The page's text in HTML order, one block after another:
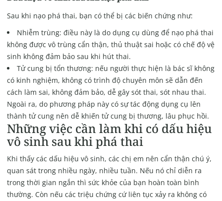
Sau khi nạo phá thai, bạn có thể bị các biến chứng như:
Nhiễm trùng: điều này là do dụng cụ dùng để nạo phá thai
không được vô trùng cẩn thận, thủ thuật sai hoặc có chế độ vệ
sinh không đảm bảo sau khi hút thai.
Tử cung bị tổn thương: nếu người thực hiện là bác sĩ không
có kinh nghiệm, không có trình độ chuyên môn sẽ dẫn đến
cách làm sai, không đảm bảo, dễ gây sót thai, sót nhau thai.
Ngoài ra, do phương pháp này có sự tác động dụng cụ lên
thành tử cung nên dễ khiến tử cung bị thương, lâu phục hồi.
Những việc cần làm khi có dấu hiệu
vô sinh sau khi phá thai
Khi thấy các dấu hiệu vô sinh, các chị em nên cẩn thận chú ý,
quan sát trong nhiều ngày, nhiều tuần. Nếu nó chỉ diễn ra
trong thời gian ngắn thì sức khỏe của bạn hoàn toàn bình
thường. Còn nếu các triệu chứng cứ liên tục xảy ra không có